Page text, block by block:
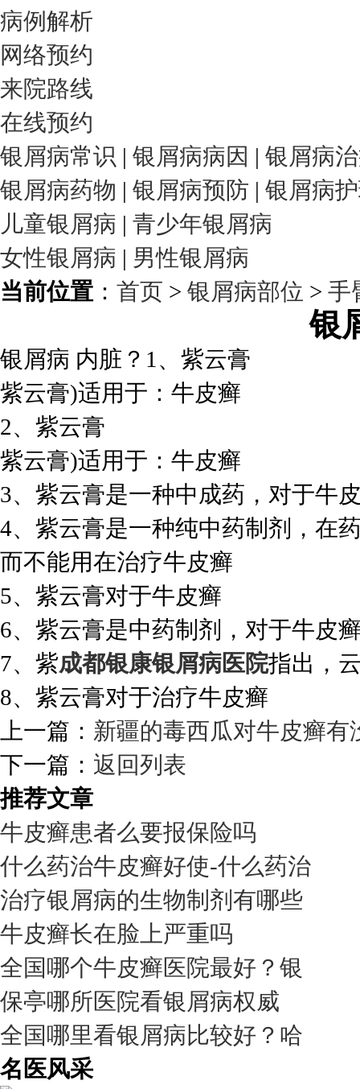
病例解析
网络预约
来院路线
在线预约
银屑病常识 | 银屑病病因 | 银屑病
银屑病药物 | 银屑病预防 | 银屑病
儿童银屑病 | 青少年银屑病
女性银屑病 | 男性银屑病
当前位置 ： 首页 > 银屑病部位 > 手
银
银屑病 内脏？1、紫云膏
紫云膏)适用于：牛皮癣
2、紫云膏
紫云膏)适用于：牛皮癣
3、紫云膏是一种中成药，对于牛
4、紫云膏是一种纯中药制剂，在
而不能用在治疗牛皮癣
5、紫云膏对于牛皮癣
6、紫云膏是中药制剂，对于牛皮
7、紫成都银康银屑病医院指出，
8、紫云膏对于治疗牛皮癣
上一篇： 新疆的毒西瓜对牛皮癣有
下一篇： 返回列表
推荐文章
牛皮癣患者么要报保险吗
什么药治牛皮癣好使-什么药治
治疗银屑病的生物制剂有哪些
牛皮癣长在脸上严重吗
全国哪个牛皮癣医院最好？银
保亭哪所医院看银屑病权威
全国哪里看银屑病比较好？哈
名医风采